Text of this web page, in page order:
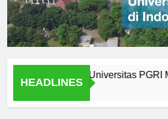
HEADLINES
of Universitas PGRI